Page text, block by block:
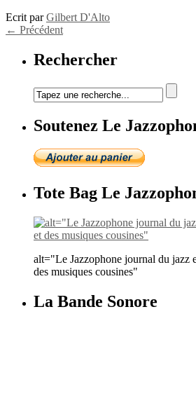
Ecrit parGilbert D'Alto
← Précédent
Rechercher
Soutenez Le
Tote Bag Le
alt="Le Jazzophone journal du jazz
des musiques cousines"
La Bande Sonore